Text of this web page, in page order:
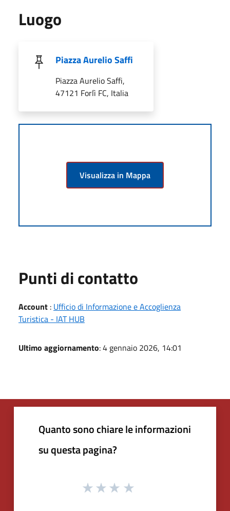
Luogo
Piazza Aurelio Saffi
Piazza Aurelio Saffi,
47121 Forlì FC, Italia
Visualizza in Mappa
Punti di contatto
Account : Ufficio di Informazione e Accoglienza
Turistica - IAT HUB
Ultimo aggiornamento: 4 gennaio 2026, 14:01
Quanto sono chiare le informazioni
su questa pagina?